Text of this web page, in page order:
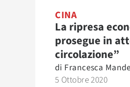
CINA
La ripresa
prosegue in
circolazione”
di Francesca
5 Ottobre 2020